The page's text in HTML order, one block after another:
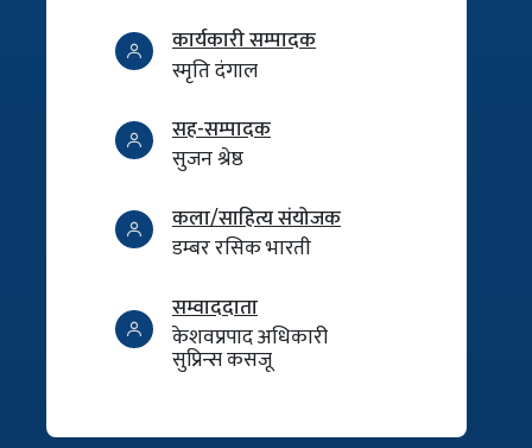
कार्यकारी सम्पादक
स्मृति दंगाल
सह-सम्पादक
सुजन श्रेष्ठ
कला/साहित्य संयोजक
डम्बर रसिक भारती
सम्वाददाता
केशवप्रपाद अधिकारी
सुप्रिन्स कसजू